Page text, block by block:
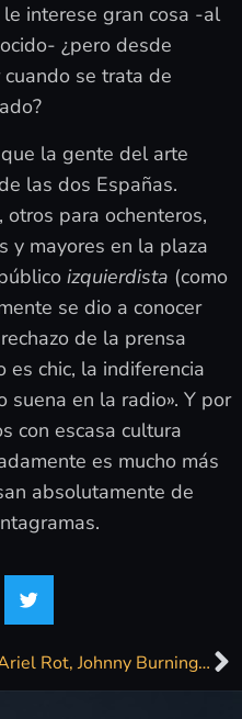
interese gran cosa -al
¿pero desde
se trata de
la gente del arte
las dos Españas.
, otros para ochenteros,
y mayores en la plaza
izquierdista (como
se dio a conocer
de la prensa
es chic, la indiferencia
en la radio». Y por
con escasa cultura
es mucho más
absolutamente de
Ariel Rot, Johnny Burning, Javier Ojeda, Jaime Urrutia y Marlango se suman al concierto por los 40 años del Penta